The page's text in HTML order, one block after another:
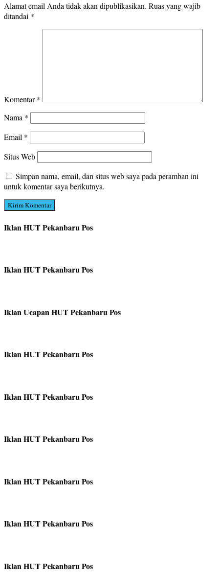
Alamat email Anda tidak akan dipublikasikan. Ruas yang wajib
ditandai *
Komentar*
Nama *
Email *
Situs Web
Simpan nama, email, dan situs web saya pada peramban ini
untuk komentar saya berikutnya.
Iklan HUT Pekanbaru Pos
Iklan HUT Pekanbaru Pos
Iklan Ucapan HUT Pekanbaru Pos
Iklan HUT Pekanbaru Pos
Iklan HUT Pekanbaru Pos
Iklan HUT Pekanbaru Pos
Iklan HUT Pekanbaru Pos
Iklan HUT Pekanbaru Pos
Iklan HUT Pekanbaru Pos